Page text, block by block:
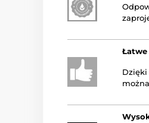
Łatwe
Dzięki